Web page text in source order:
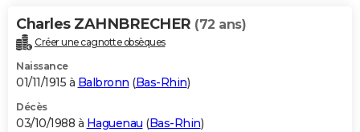
Charles ZAHNBRECHER (72 ans)
Créer une cagnotte obsèques
Naissance
01/11/1915 à Balbronn (Bas-Rhin)
Décès
03/10/1988 à Haguenau (Bas-Rhin)